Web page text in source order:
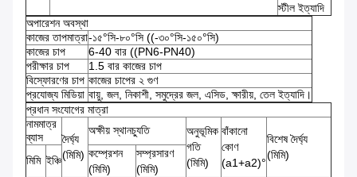
স্টীল ইত্যাদি
অপারেশন অবস্থা
কাজের তাপমাত্রা-১৫°সি-৮০°সি ((-৩০°সি-১৫০°সি)
কাজের চাপ
6-40 বার ((PN6-PN40)
পরীক্ষার চাপ
1.5 বার কাজের চাপ
বিস্ফোরণের চাপ কাজের চাপের ২ গুণ
প্রযোজ্য মিডিয়া বায়ু, জল, নিকাশী, সমুদ্রের জল, এসিড, ক্ষারীয়, তেল ইত্যাদি।
প্রধান সংযোগের মাত্রা
নামমাত্র
ব্যাস
দৈর্ঘ্য
(মিমি)
অক্ষীয় স্থানচ্যুতি
অনুভূমিক
গতি
(মিমি)
বাঁকানো
কোণ
(a1+a2)°
বিশেষ দৈর্ঘ্য
(মিমি)
মিমি ইঞ্চি
কম্প্রেশন
(মিমি)
সম্প্রসারণ
(মিমি)